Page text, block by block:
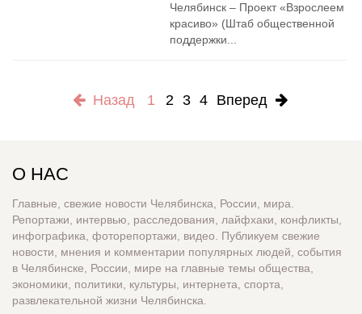
Челябинск – Проект «Взрослеем
красиво» (Штаб общественной
поддержки...
Назад 1 2 3 4 Вперед
О НАС
Главные, свежие новости Челябинска, России, мира.
Репортажи, интервью, расследования, лайфхаки, конфликты,
инфографика, фоторепортажи, видео. Публикуем свежие
новости, мнения и комментарии популярных людей, события
в Челябинске, России, мире на главные темы общества,
экономики, политики, культуры, интернета, спорта,
развлекательной жизни Челябинска.